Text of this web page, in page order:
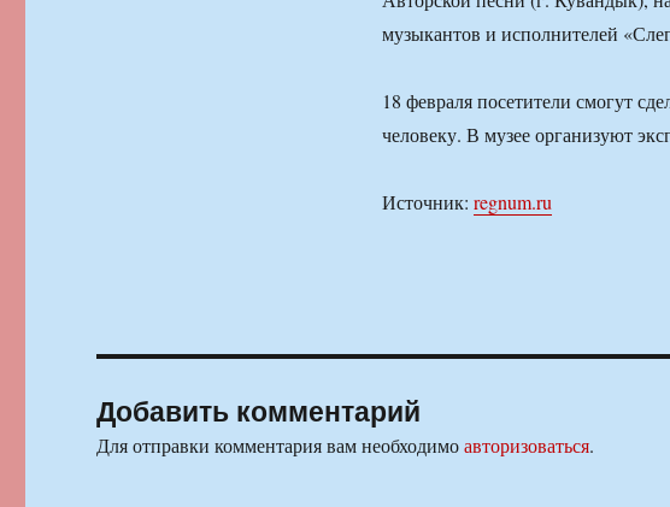
музыкантов и исполнителей
18 февраля посетители смогут
человеку. В музее организуют
Источник: regnum.ru
Добавить комментарий
Для отправки комментария вам необходимоавторизоваться.